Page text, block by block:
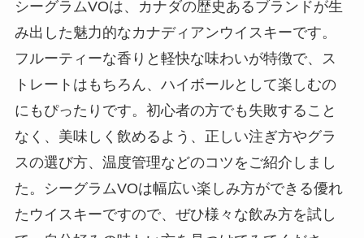
シーグラムVOは、カナダの歴史あるブランドが生
み出した魅力的なカナディアンウイスキーです。
フルーティーな香りと軽快な味わいが特徴で、ス
トレートはもちろん、ハイボールとして楽しむの
にもぴったりです。初心者の方でも失敗すること
なく、美味しく飲めるよう、正しい注ぎ方やグラ
スの選び方、温度管理などのコツをご紹介しまし
た。シーグラムVOは幅広い楽しみ方ができる優れ
たウイスキーですので、ぜひ様々な飲み方を試し